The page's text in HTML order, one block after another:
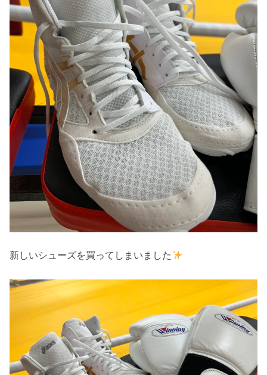
新しいシューズを買ってしまいました